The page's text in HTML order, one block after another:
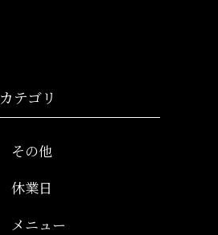
カテゴリ
その他
休業日
メニュー